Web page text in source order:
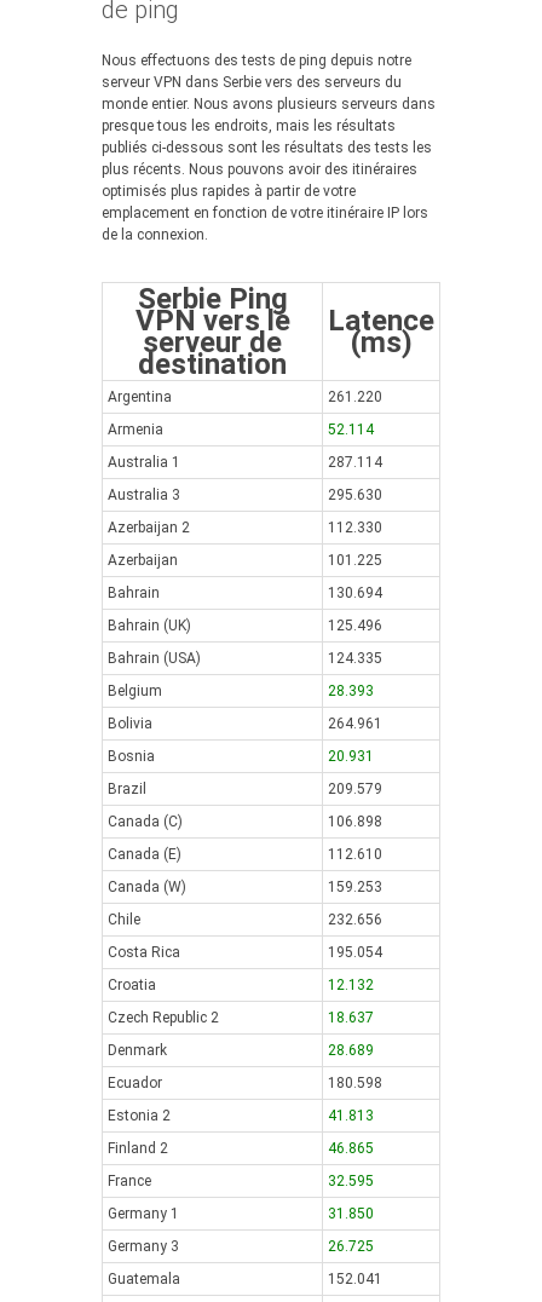
de ping
Nous effectuons des tests de ping depuis notre
serveur VPN dans Serbie vers des serveurs du
monde entier. Nous avons plusieurs serveurs dans
presque tous les endroits, mais les résultats
publiés ci-dessous sont les résultats des tests les
plus récents. Nous pouvons avoir des itinéraires
optimisés plus rapides à partir de votre
emplacement en fonction de votre itinéraire IP lors
de la connexion.
Serbie Ping
VPN vers le
serveur de
destination
Latence
(ms)
Argentina
261.220
Armenia
52.114
Australia 1
287.114
Australia 3
295.630
Azerbaijan 2
112.330
Azerbaijan
101.225
Bahrain
130.694
Bahrain (UK)
125.496
Bahrain (USA)
124.335
Belgium
28.393
Bolivia
264.961
Bosnia
20.931
Brazil
209.579
Canada (C)
106.898
Canada (E)
112.610
Canada (W)
159.253
Chile
232.656
Costa Rica
195.054
Croatia
12.132
Czech Republic 2
18.637
Denmark
28.689
Ecuador
180.598
Estonia 2
41.813
Finland 2
46.865
France
32.595
Germany 1
31.850
Germany 3
26.725
Guatemala
152.041